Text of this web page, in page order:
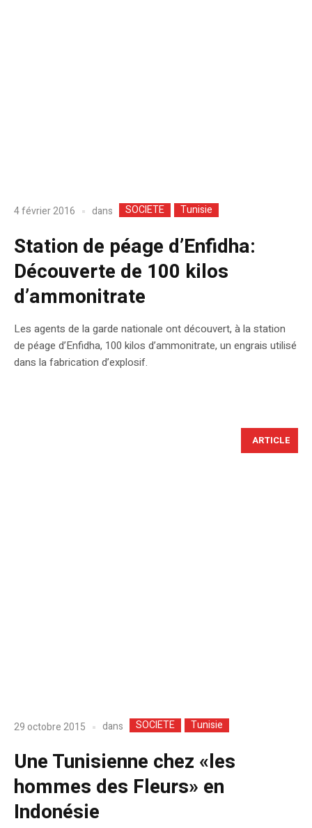
4 février 2016 dans SOCIETE Tunisie
Station de péage d’Enfidha:
Découverte de 100 kilos
d’ammonitrate
Les agents de la garde nationale ont découvert, à la station
de péage d’Enfidha, 100 kilos d’ammonitrate, un engrais utilisé
dans la fabrication d’explosif.
ARTICLE
29 octobre 2015 dans SOCIETE Tunisie
Une Tunisienne chez «les
hommes des Fleurs» en
Indonésie